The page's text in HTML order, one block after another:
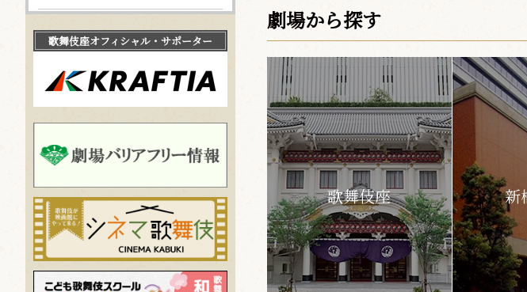
劇場から探す
歌舞伎座 新
歌舞伎座オフィシャル・サポーター